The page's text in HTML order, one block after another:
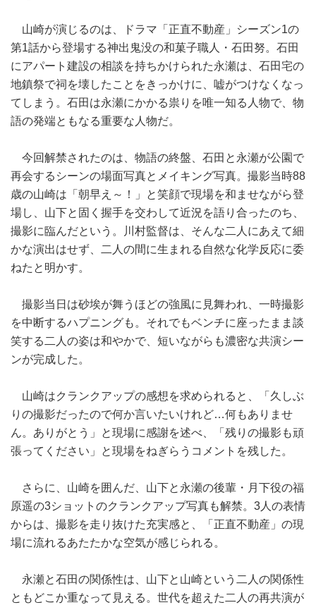
山崎が演じるのは、ドラマ「正直不動産」シーズン1の
第1話から登場する神出鬼没の和菓子職人・石田努。石田
にアパート建設の相談を持ちかけられた永瀬は、石田宅の
地鎮祭で祠を壊したことをきっかけに、嘘がつけなくなっ
てしまう。石田は永瀬にかかる祟りを唯一知る人物で、物
語の発端ともなる重要な人物だ。
今回解禁されたのは、物語の終盤、石田と永瀬が公園で
再会するシーンの場面写真とメイキング写真。撮影当時88
歳の山崎は「朝早え～！」と笑顔で現場を和ませながら登
場し、山下と固く握手を交わして近況を語り合ったのち、
撮影に臨んだという。川村監督は、そんな二人にあえて細
かな演出はせず、二人の間に生まれる自然な化学反応に委
ねたと明かす。
撮影当日は砂埃が舞うほどの強風に見舞われ、一時撮影
を中断するハプニングも。それでもベンチに座ったまま談
笑する二人の姿は和やかで、短いながらも濃密な共演シー
ンが完成した。
山崎はクランクアップの感想を求められると、「久しぶ
りの撮影だったので何か言いたいけれど…何もありませ
ん。ありがとう」と現場に感謝を述べ、「残りの撮影も頑
張ってください」と現場をねぎらうコメントを残した。
さらに、山崎を囲んだ、山下と永瀬の後輩・月下役の福
原遥の3ショットのクランクアップ写真も解禁。3人の表情
からは、撮影を走り抜けた充実感と、「正直不動産」の現
場に流れるあたたかな空気が感じられる。
永瀬と石田の関係性は、山下と山崎という二人の関係性
ともどこか重なって見える。世代を超えた二人の再共演が